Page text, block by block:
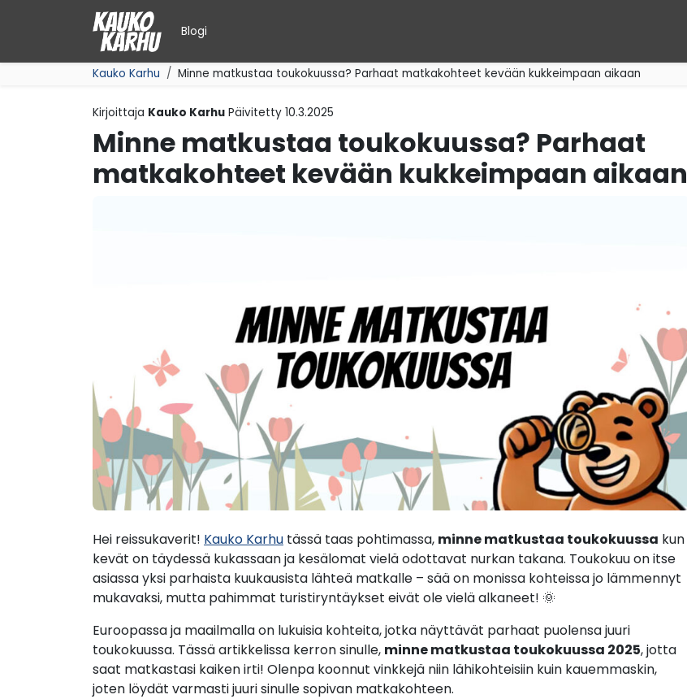
Blogi
Kauko Karhu Minne matkustaa toukokuussa? Parhaat matkakohteet kevään kukkeimpaan aikaan
Kirjoittaja Kauko Karhu Päivitetty 10.3.2025
Minne matkustaa toukokuussa? Parhaat
matkakohteet kevään kukkeimpaan aikaan
Hei reissukaverit! Kauko Karhu tässä taas pohtimassa, minne matkustaa toukokuussa kun
kevät on täydessä kukassaan ja kesälomat vielä odottavat nurkan takana. Toukokuu on itse
asiassa yksi parhaista kuukausista lähteä matkalle – sää on monissa kohteissa jo lämmennyt
mukavaksi, mutta pahimmat turistiryntäykset eivät ole vielä alkaneet! 🌞
Euroopassa ja maailmalla on lukuisia kohteita, jotka näyttävät parhaat puolensa juuri
toukokuussa. Tässä artikkelissa kerron sinulle, minne matkustaa toukokuussa 2025, jotta
saat matkastasi kaiken irti! Olenpa koonnut vinkkejä niin lähikohteisiin kuin kauemmaskin,
joten löydät varmasti juuri sinulle sopivan matkakohteen.